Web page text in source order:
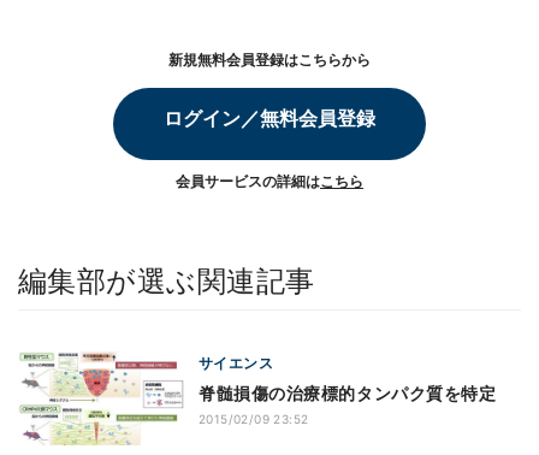
新規無料会員登録はこちらから
ログイン／無料会員登録
会員サービスの詳細はこちら
編集部が選ぶ関連記事
サイエンス
脊髄損傷の治療標的タンパク質を特定
2015/02/09 23:52